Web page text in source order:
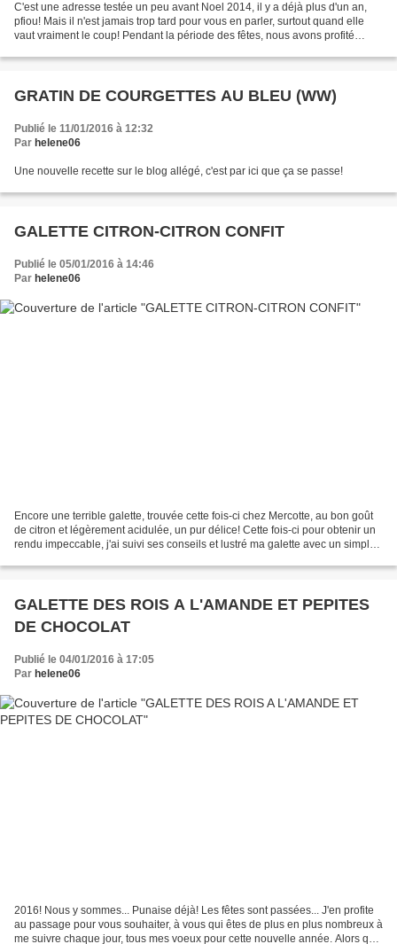
C'est une adresse testée un peu avant Noel 2014, il y a déjà plus d'un an,
pfiou! Mais il n'est jamais trop tard pour vous en parler, surtout quand elle
vaut vraiment le coup! Pendant la période des fêtes, nous avons profité
GRATIN DE COURGETTES AU BLEU (WW)
Publié le 11/01/2016 à 12:32
Par helene06
Une nouvelle recette sur le blog allégé, c'est par ici que ça se passe!
GALETTE CITRON-CITRON CONFIT
Publié le 05/01/2016 à 14:46
Par helene06
Encore une terrible galette, trouvée cette fois-ci chez Mercotte, au bon goût
de citron et légèrement acidulée, un pur délice! Cette fois-ci pour obtenir un
rendu impeccable, j'ai suivi ses conseils et lustré ma galette avec un simple
GALETTE DES ROIS A L'AMANDE ET PEPITES
DE CHOCOLAT
Publié le 04/01/2016 à 17:05
Par helene06
2016! Nous y sommes... Punaise déjà! Les fêtes sont passées... J'en profite
au passage pour vous souhaiter, à vous qui êtes de plus en plus nombreux à
me suivre chaque jour, tous mes voeux pour cette nouvelle année. Alors que